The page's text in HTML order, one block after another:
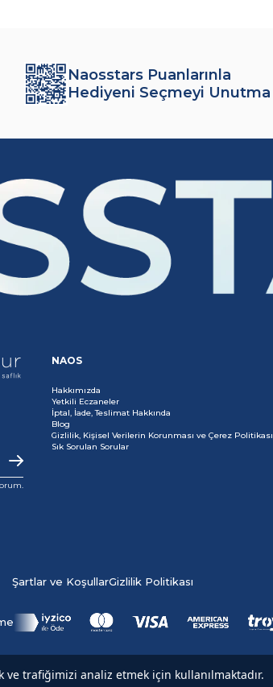
trafiğimizi analiz etmek için kullanılmaktadır.
Naosstars Puanlarınla
Hediyeni Seçmeyi Unutma
NAOS
Hakkımızda
Yetkili Eczaneler
İptal, İade, Teslimat Hakkında
Blog
Gizlilik, Kişisel Verilerin Korunması ve Çerez Politikası
Sık Sorulan Sorular
Şartlar ve KoşullarGizlilik Politikası
2025NAOS All rights reserved.